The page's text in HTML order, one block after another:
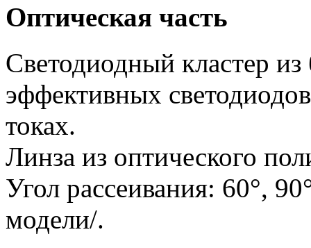
Оптическая часть
Светодиодный кластер
эффективных
токах.
Линза из оптического
Угол рассеивания: 60°,
модели/.